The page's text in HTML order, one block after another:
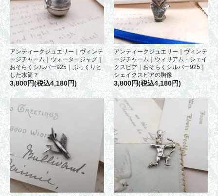
アンティークジュエリー｜ヴィンテ
ージチャーム｜ウォータージャグ｜
おそらくシルバー925｜ぷっくりと
した水筒？
3,800円(税込4,180円)
アンティークジュエリー｜ヴィンテ
ージチャーム｜ウィリアム・シェイ
クスピア｜おそらくシルバー925｜
シェイクスピアの胸像
3,800円(税込4,180円)